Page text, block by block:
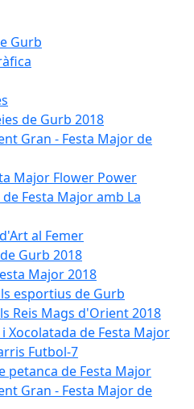
Gurb
de Gurb 2018
Gran - Festa Major de
Major Flower Power
Festa Major amb La
al Femer
Gurb 2018
Major 2018
esportius de Gurb
Reis Mags d'Orient 2018
Xocolatada de Festa Major
Futbol-7
petanca de Festa Major
Gran - Festa Major de